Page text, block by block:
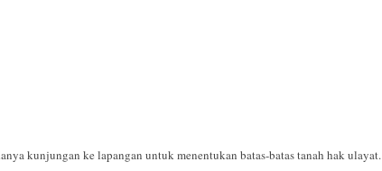
kunjungan ke lapangan untuk menentukan batas-batas tanah hak ulayat.